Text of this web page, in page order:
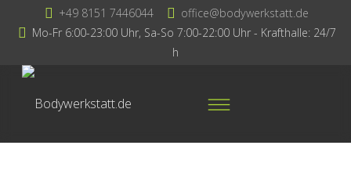
+49 8151 7446044
office@bodywerkstatt.de
Mo-Fr 6:00-23:00 Uhr, Sa-So 7:00-22:00 Uhr - Krafthalle: 24/7
h